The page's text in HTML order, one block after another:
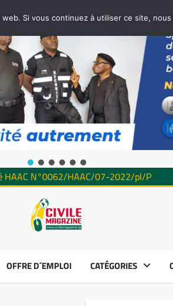
HAAC N°0062/HAAC/07-2022/pl/P
OFFRE D´EMPLOI CATÉGORIES
Si vous continuez à utiliser ce site,